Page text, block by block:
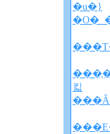
�u�}
킯